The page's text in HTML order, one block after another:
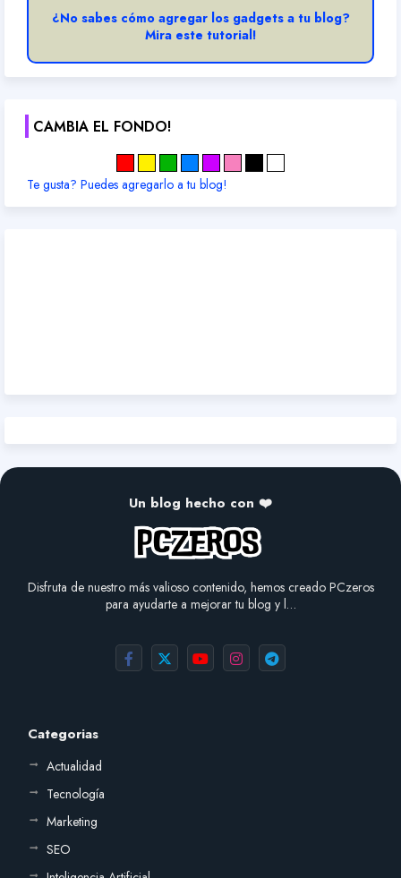
¿No sabes cómo agregar los gadgets a tu blog?
Mira este tutorial!
CAMBIA EL FONDO!
Te gusta? Puedes agregarlo a tu blog!
Un blog hecho con ❤️
Disfruta de nuestro más valioso contenido, hemos creado PCzeros
para ayudarte a mejorar tu blog y l…
Categorias
Actualidad
Tecnología
Marketing
SEO